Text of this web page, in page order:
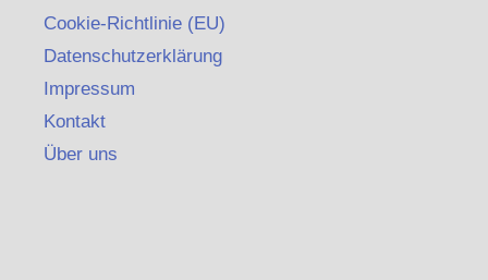
Cookie-Richtlinie (EU)
Datenschutzerklärung
Impressum
Kontakt
Über uns